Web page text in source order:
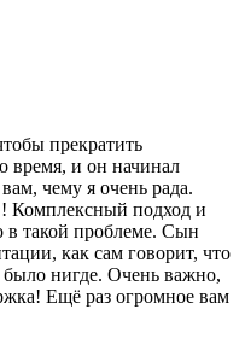
прекратить
время, и он начинал
чему я очень рада.
Комплексный подход и
в такой проблеме. Сын
как сам говорит, что
было нигде. Очень важно,
Ещё раз огромное вам